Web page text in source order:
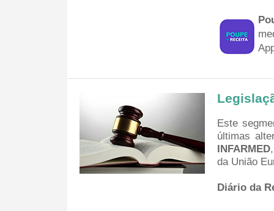
Este
últimas
INFARMED
da União
Diário da